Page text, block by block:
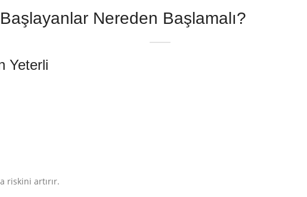
Nereden Başlamalı?
Yeterli
riskini artırır.